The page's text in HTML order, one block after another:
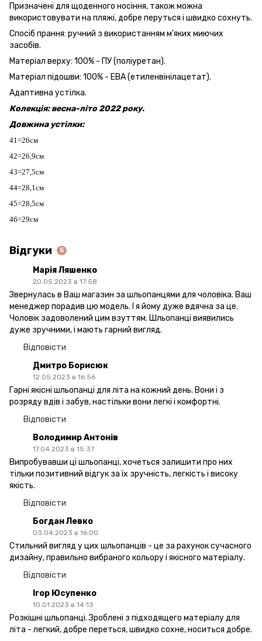
Призначені для щоденного носіння, також можна
використовувати на пляжі, добре перуться і швидко сохнуть.
Спосіб прання: ручний з використанням м'яких миючих
засобів.
Матеріал верху: 100% - ПУ (поліуретан).
Матеріал підошви: 100% - ЕВА (етиленвінілацетат).
Адаптивна устілка.
Колекція: весна-літо 2022 року.
Довжина устілки:
41=26см
42=26,9см
43=27,5см
44=28,1см
45=28,5см
46=29см
Відгуки 5
Марія Ляшенко
20.05.2023 в 17:58
Звернулась в Ваш магазин за шльопанцями для чоловіка. Ваш
менеджер порадив цю модель. І я йому дуже вдячна за це.
Чоловік задоволений цим взуттям. Шльопанці виявились
дуже зручними, і мають гарний вигляд.
Відповісти
Дмитро Борисюк
12.05.2023 в 16:56
Гарні якісні шльопанці для літа на кожний день. Вони і з
розряду вдів і забув, настільки вони легкі і комфортні.
Відповісти
Володимир Антонів
17.04.2023 в 15:37
Випробувавши ці шльопанці, хочеться залишити про них
тільки позитивний відгук за їх зручність, легкість і високу
якість.
Відповісти
Богдан Левко
03.04.2023 в 16:00
Стильний вигляд у цих шльопанців - це за рахунок сучасного
дизайну, правильно вибраного кольору і якісного матеріалу.
Відповісти
Ігор Юсупенко
10.01.2023 в 14:13
Розкішні шльопанці. Зроблені з підходящего матеріалу для
літа - легкий, добре переться, швидко сохне, носиться добре.